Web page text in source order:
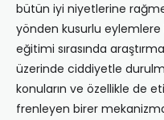
bütün iyi niyetlerine
yönden kusurlu eylemlere
eğitimi sırasında
üzerinde ciddiyetle
konuların ve özellikle de
frenleyen birer